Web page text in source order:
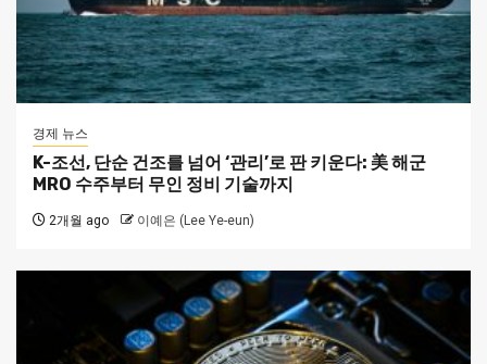
경제 뉴스
K-조선, 단순 건조를 넘어 ‘관리’로 판 키운다: 美 해군
MRO 수주부터 무인 정비 기술까지
2개월 ago 이예은 (Lee Ye-eun)